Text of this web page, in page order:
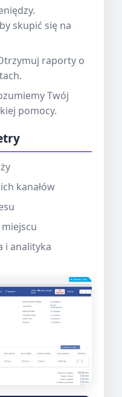
skupić się na
raporty o
Twój
pomocy.
kanałów
i analityka